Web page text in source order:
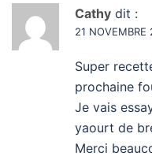
Cathy dit :
21 NOVEMBRE
Super
prochaine
Je vais
yaourt de
Merci